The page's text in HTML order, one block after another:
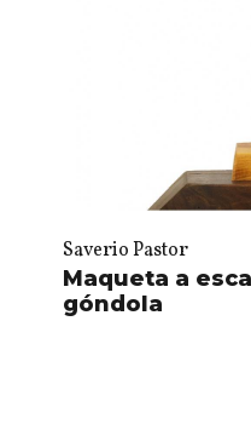
Saverio Pastor
Maqueta a
góndola